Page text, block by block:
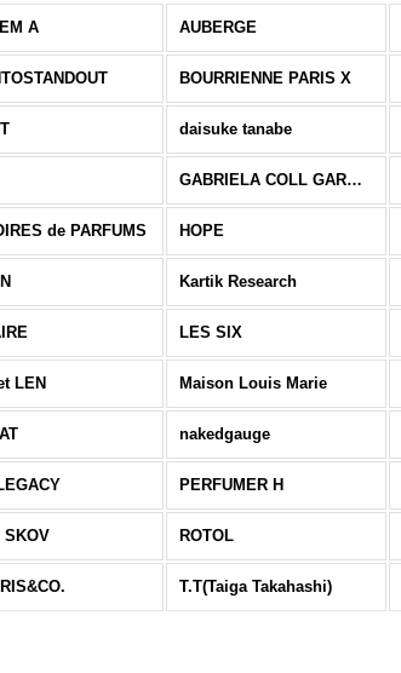
A AUBERGE
BOURRIENNE PARIS X
daisuke tanabe
GABRIELA COLL GARMENTS
de PARFUMS HOPE
Kartik Research
LES SIX
LEN Maison Louis Marie
nakedgauge
PERFUMER H
SKOV ROTOL
T.T(Taiga Takahashi)